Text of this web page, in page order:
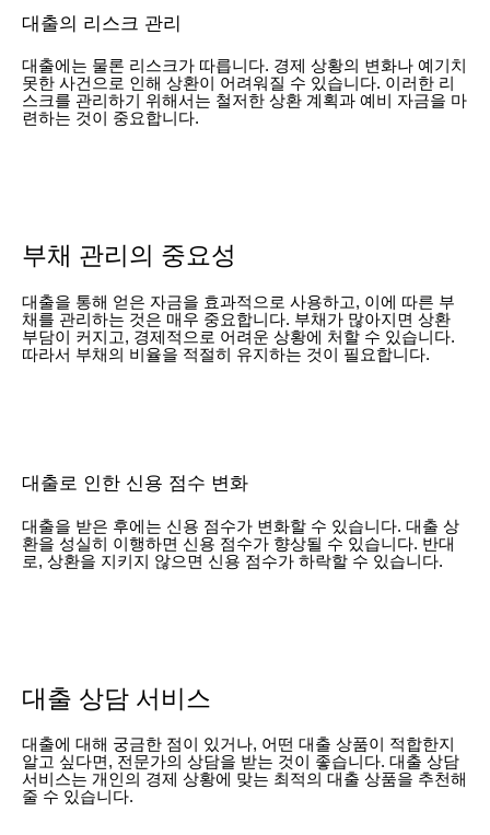
대출의 리스크 관리
대출에는 물론 리스크가 따릅니다. 경제 상황의 변화나 예기치
못한 사건으로 인해 상환이 어려워질 수 있습니다. 이러한 리
스크를 관리하기 위해서는 철저한 상환 계획과 예비 자금을 마
련하는 것이 중요합니다.
부채 관리의 중요성
대출을 통해 얻은 자금을 효과적으로 사용하고, 이에 따른 부
채를 관리하는 것은 매우 중요합니다. 부채가 많아지면 상환
부담이 커지고, 경제적으로 어려운 상황에 처할 수 있습니다.
따라서 부채의 비율을 적절히 유지하는 것이 필요합니다.
대출로 인한 신용 점수 변화
대출을 받은 후에는 신용 점수가 변화할 수 있습니다. 대출 상
환을 성실히 이행하면 신용 점수가 향상될 수 있습니다. 반대
로, 상환을 지키지 않으면 신용 점수가 하락할 수 있습니다.
대출 상담 서비스
대출에 대해 궁금한 점이 있거나, 어떤 대출 상품이 적합한지
알고 싶다면, 전문가의 상담을 받는 것이 좋습니다. 대출 상담
서비스는 개인의 경제 상황에 맞는 최적의 대출 상품을 추천해
줄 수 있습니다.